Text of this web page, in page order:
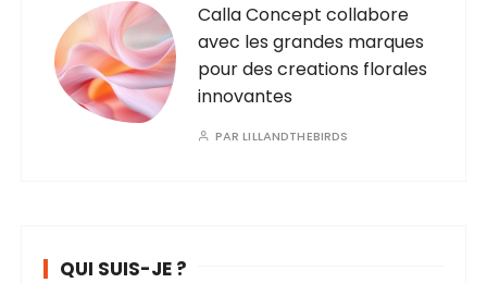
Calla Concept collabore
avec les grandes marques
pour des creations florales
innovantes
PARLILLANDTHEBIRDS
QUI SUIS-JE ?